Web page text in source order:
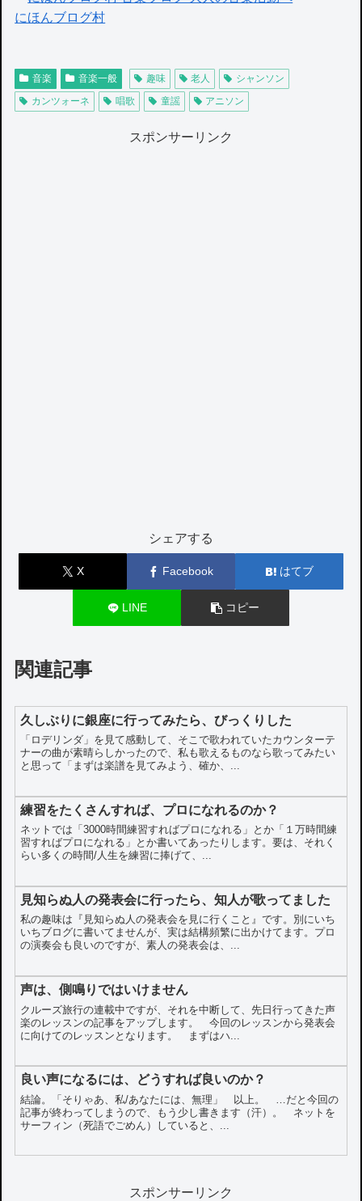
にほんブログ村
音楽 音楽一般 趣味 老人
シャンソン
カンツォーネ
唱歌 童謡 アニソン
スポンサーリンク
シェアする
X Facebook はてブ
LINE コピー
関連記事
久しぶりに銀座に行ってみたら、びっくりした
「ロデリンダ」を見て感動して、そこで歌われていたカウンターテ
ナーの曲が素晴らしかったので、私も歌えるものなら歌ってみたい
と思って「まずは楽譜を見てみよう、確か、...
練習をたくさんすれば、プロになれるのか？
ネットでは「3000時間練習すればプロになれる」とか「１万時間練
習すればプロになれる」とか書いてあったりします。要は、それく
らい多くの時間/人生を練習に捧げて、...
見知らぬ人の発表会に行ったら、知人が歌ってました
私の趣味は『見知らぬ人の発表会を見に行くこと』です。別にいち
いちブログに書いてませんが、実は結構頻繁に出かけてます。プロ
の演奏会も良いのですが、素人の発表会は、...
声は、側鳴りではいけません
クルーズ旅行の連載中ですが、それを中断して、先日行ってきた声
楽のレッスンの記事をアップします。 今回のレッスンから発表会
に向けてのレッスンとなります。 まずはハ...
良い声になるには、どうすれば良いのか？
結論。「そりゃあ、私/あなたには、無理」 以上。 …だと今回の
記事が終わってしまうので、もう少し書きます（汗）。 ネットを
サーフィン（死語でごめん）していると、...
スポンサーリンク